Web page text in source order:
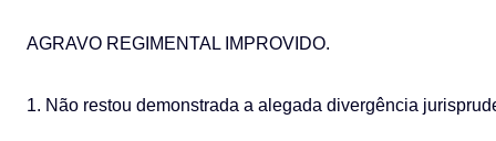
AGRAVO REGIMENTAL IMPROVIDO.
1. Não restou demonstrada a alegada divergência